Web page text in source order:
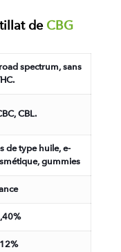
de CBG
spectrum, sans
CBL.
de type huile, e-
gummies